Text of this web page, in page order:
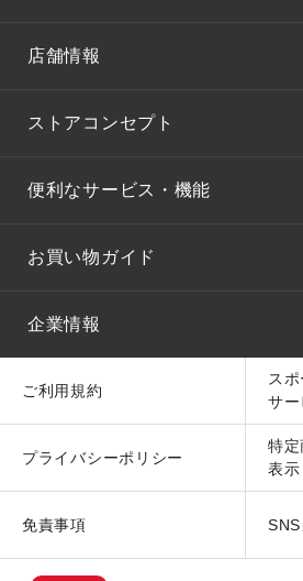
店舗情報
ストアコンセプト
便利なサービス・機能
お買い物ガイド
企業情報
ご利用規約
ス
サー
プライバシーポリシー
特定
表示
免責事項